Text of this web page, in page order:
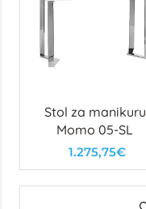
Stol za manikuru
Momo 05-SL
1.275,75€